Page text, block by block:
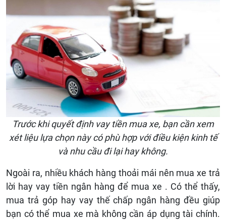
Trước khi quyết định vay tiền mua xe, bạn cần xem
xét liệu lựa chọn này có phù hợp với điều kiện kinh tế
và nhu cầu đi lại hay không.
Ngoài ra, nhiều khách hàng thoải mái nên mua xe trả
lời hay vay tiền ngân hàng để mua xe . Có thể thấy,
mua trả góp hay vay thế chấp ngân hàngđều giúp
bạn có thể mua xe mà không cần áp dụng tài chính.